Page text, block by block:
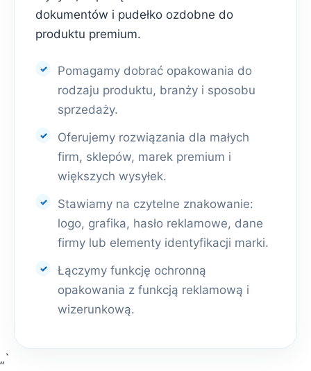
dokumentów i pudełko ozdobne do
produktu premium.
Pomagamy dobrać opakowania do
rodzaju produktu, branży i sposobu
sprzedaży.
Oferujemy rozwiązania dla małych
firm, sklepów, marek premium i
większych wysyłek.
Stawiamy na czytelne znakowanie:
logo, grafika, hasło reklamowe, dane
firmy lub elementy identyfikacji marki.
Łączymy funkcję ochronną
opakowania z funkcją reklamową i
wizerunkową.
„`